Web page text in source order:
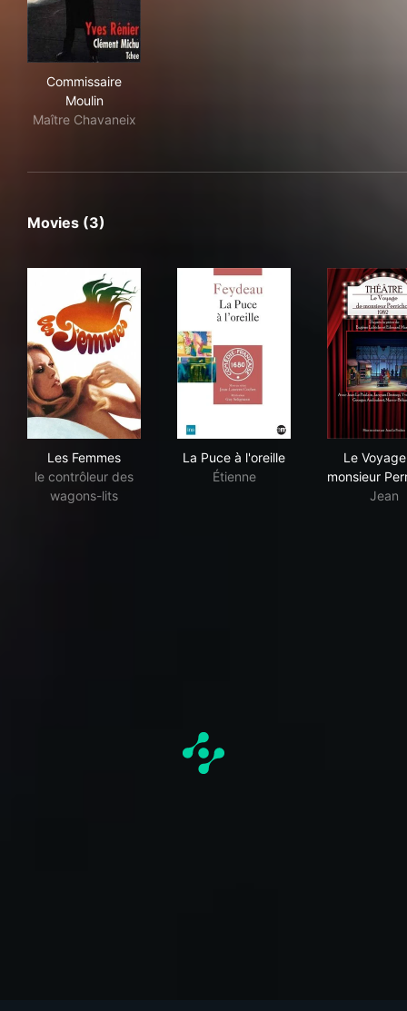
Commissaire
Moulin
Maître Chavaneix
Movies (3)
Les Femmes
le contrôleur des
wagons-lits
La Puce à l'oreille
Étienne
Le
monsieur
Jean